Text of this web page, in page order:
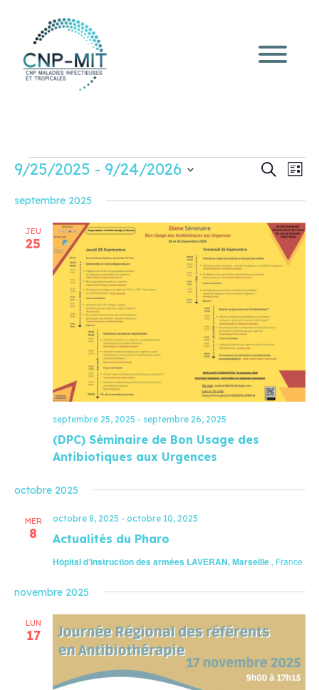
Évènements
de
vues
Recherche
de
Liste
9/25/2025 - 9/24/2026
une
date.
septembre 2025
JEU
25
(DPC) Séminaire de Bon Usage des
Antibiotiques aux Urgences
septembre 25, 2025 - septembre 26, 2025
octobre 2025
MER
8 Actualités du Pharo
octobre 8, 2025 - octobre 10, 2025
Hôpital d’instruction des armées LAVERAN, Marseille , France
novembre 2025
LUN
17